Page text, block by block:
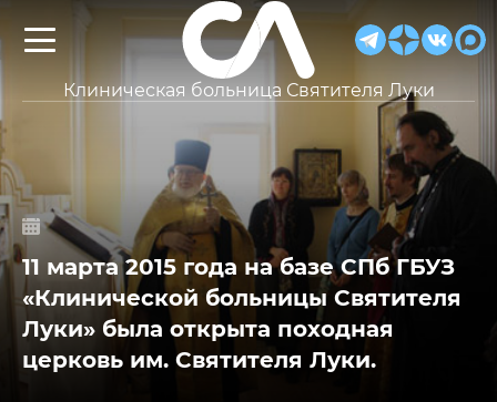
Клиническая больница Святителя Луки
11 марта 2015 года на базе СПб ГБУЗ
«Клинической больницы Святителя
Луки» была открыта походная
церковь им. Святителя Луки.